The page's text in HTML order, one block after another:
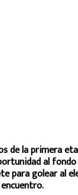
de la primera
al
para golear al